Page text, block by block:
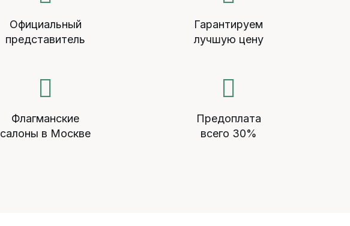
Официальный
представитель
Гарантируем
лучшую цену
Флагманские
салоны в Москве
Предоплата
всего 30%